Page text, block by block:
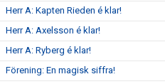
Herr A: Kapten Rieden é klar!
Herr A: Axelsson é klar!
Herr A: Ryberg é klar!
Förening: En magisk siffra!